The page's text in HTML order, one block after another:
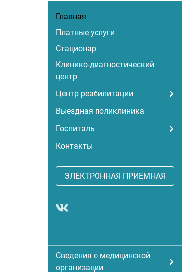
Главная
Платные услуги
Стационар
Клинико-диагностический
центр
Центр реабилитации
Выездная поликлиника
Госпиталь
Контакты
ЭЛЕКТРОННАЯ ПРИЕМНАЯ
Сведения о медицинской
организации